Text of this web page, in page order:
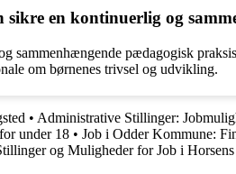
en kontinuerlig og
sammenhængende pædagogisk
om børnenes trivsel og udvikling.
• Administrative Stillinger:
under 18 • Job i Odder Kommune:
og Muligheder for Job i